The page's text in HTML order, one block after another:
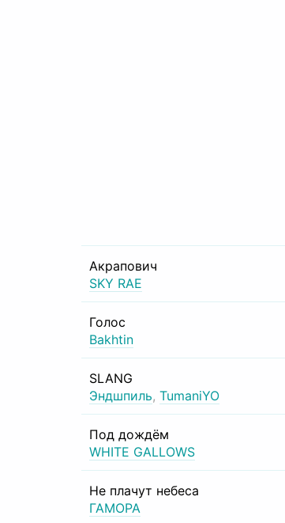
Акрапович
SKY RAE
Голос
Bakhtin
SLANG
Эндшпиль, TumaniYO
Под дождём
WHITE GALLOWS
Не плачут небеса
ГАМОРА